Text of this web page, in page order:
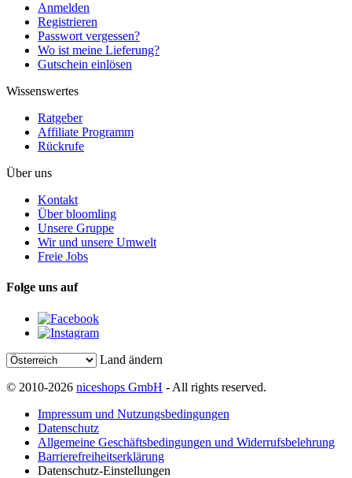
Anmelden
Registrieren
Passwort vergessen?
Wo ist meine Lieferung?
Gutschein einlösen
Wissenswertes
Ratgeber
Affiliate Programm
Rückrufe
Über uns
Kontakt
Über bloomling
Unsere Gruppe
Wir und unsere Umwelt
Freie Jobs
Folge uns auf
Land ändern
© 2010-2026 niceshops GmbH - All rights reserved.
Impressum und Nutzungsbedingungen
Datenschutz
Allgemeine Geschäftsbedingungen und Widerrufsbelehrung
Barrierefreiheitserklärung
Datenschutz-Einstellungen